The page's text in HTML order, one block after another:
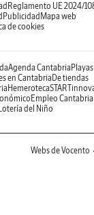
Reglamento UE 2024/
Publicidad Mapa web
de cookies
Agenda Cantabria Playas
en Cantabria De tiendas
Hemeroteca
Empleo Cantabria
Lotería del Niño
Webs de Vocento